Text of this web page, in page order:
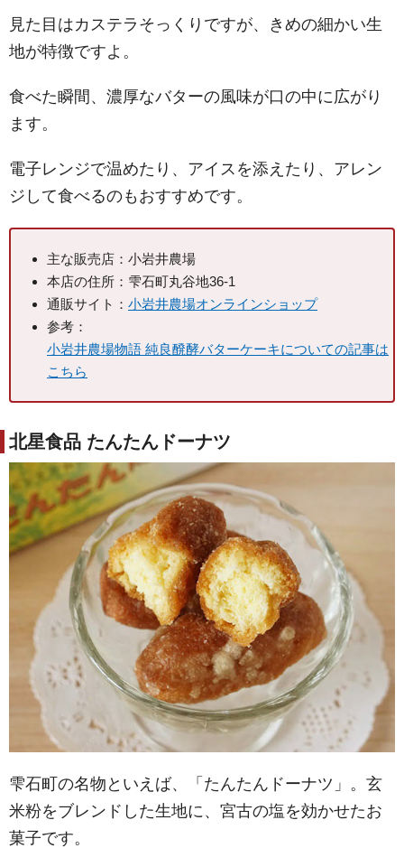
見た目はカステラそっくりですが、きめの細かい生
地が特徴ですよ。
食べた瞬間、濃厚なバターの風味が口の中に広がり
ます。
電子レンジで温めたり、アイスを添えたり、アレン
ジして食べるのもおすすめです。
主な販売店：小岩井農場
本店の住所：雫石町丸谷地36-1
通販サイト： 小岩井農場オンラインショップ
参考：
小岩井農場物語 純良醗酵バターケーキについての記事は
こちら
北星食品 たんたんドーナツ
雫石町の名物といえば、「たんたんドーナツ」。玄
米粉をブレンドした生地に、宮古の塩を効かせたお
菓子です。